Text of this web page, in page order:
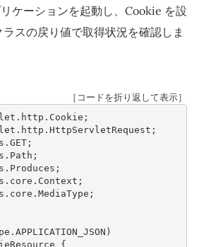
ケーションを起動し、Cookie を設
スの戻り値で取得状況を確認しま
［コードを折り返して表示］
;
;
;
;
;
;
;
. APPLICATION_JSON )
{